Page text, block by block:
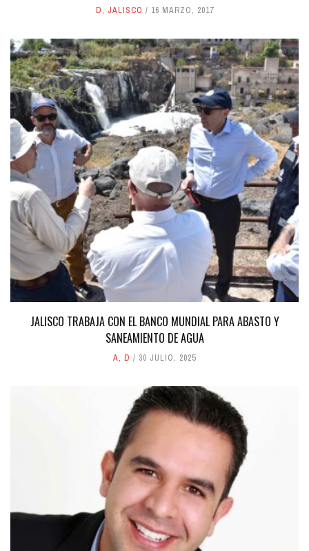
D, JALISCO 16 MARZO, 2017
JALISCO TRABAJA CON EL BANCO MUNDIAL PARA ABASTO Y
SANEAMIENTO DE AGUA
A, D 30 JULIO, 2025